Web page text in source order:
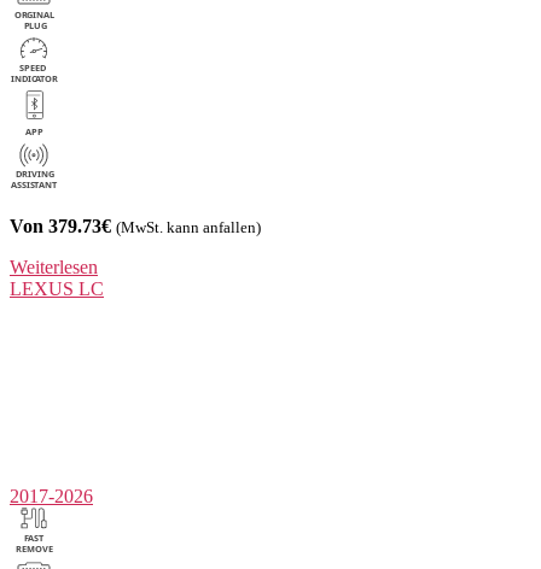
Von 379.73€ (MwSt. kann anfallen)
Weiterlesen
LEXUS LC
2017-2026